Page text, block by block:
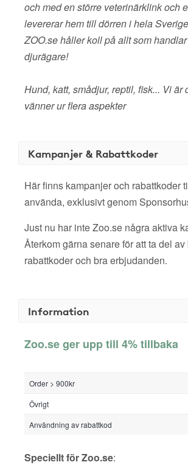
och med en större veterinärklink och
levererar hem till dörren i hela
ZOO.se håller koll på allt som
djurägare!
Hund, katt, smådjur, reptil, fisk... Vi är
vänner ur flera aspekter
Kampanjer & Rabattkoder
Här finns kampanjer och rabattkoder
använda, exklusivt genom
Just nu har inte Zoo.se några aktiva
Återkom gärna senare för att ta del av
rabattkoder och bra erbjudanden.
Information
Zoo.se ger upp till 4% tillbaka
Order > 900kr
Övrigt
Användning av rabattkod
Speciellt för Zoo.se: